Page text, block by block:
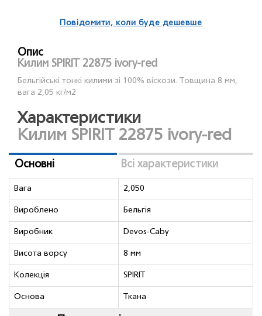
Повідомити, коли буде дешевше
Опис
Килим SPIRIT 22875 ivory-red
Бельгійські тонкі килими зi 100% віскози. Товщина 8 мм,
вага 2,05 кг/м2
Характеристики
Килим SPIRIT 22875 ivory-red
Основні Всі характеристики
Вага 2,050
Вироблено Бельгія
Виробник Devos-Caby
Висота ворсу 8 мм
Колекція SPIRIT
Основа Ткана